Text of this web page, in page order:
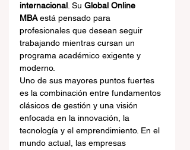
internacional . Su Global Online
MBA está pensado para
profesionales que desean seguir
trabajando mientras cursan un
programa académico exigente y
moderno.
Uno de sus mayores puntos fuertes
es la combinación entre fundamentos
clásicos de gestión y una visión
enfocada en la innovación, la
tecnología y el emprendimiento. En el
mundo actual, las empresas